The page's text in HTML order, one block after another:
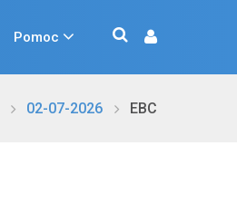
Pomoc
02-07-2026 EBC